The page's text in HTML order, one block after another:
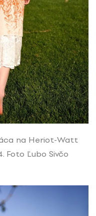
na Heriot-Watt
Foto Ľubo Sivčo